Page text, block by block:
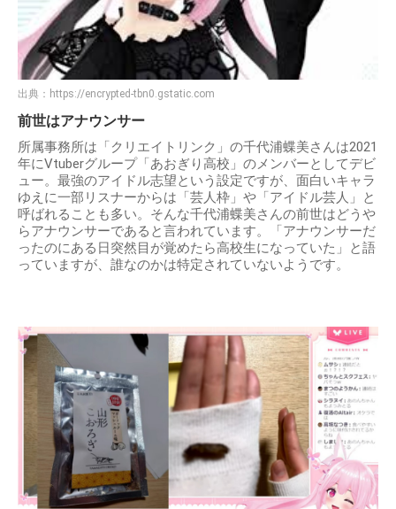
出典： https://encrypted-tbn0.gstatic.com
前世はアナウンサー
所属事務所は「クリエイトリンク」の千代浦蝶美さんは2021
年にVtuberグループ「あおぎり高校」のメンバーとしてデビ
ュー。最強のアイドル志望という設定ですが、面白いキャラ
ゆえに一部リスナーからは「芸人枠」や「アイドル芸人」と
呼ばれることも多い。そんな千代浦蝶美さんの前世はどうや
らアナウンサーであると言われています。「アナウンサーだ
ったのにある日突然目が覚めたら高校生になっていた」と語
っていますが、誰なのかは特定されていないようです。